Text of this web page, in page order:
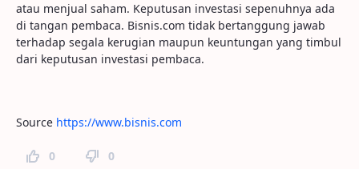
atau menjual saham. Keputusan investasi sepenuhnya ada
di tangan pembaca. Bisnis.com tidak bertanggung jawab
terhadap segala kerugian maupun keuntungan yang timbul
dari keputusan investasi pembaca.
Source https://www.bisnis.com
0 0